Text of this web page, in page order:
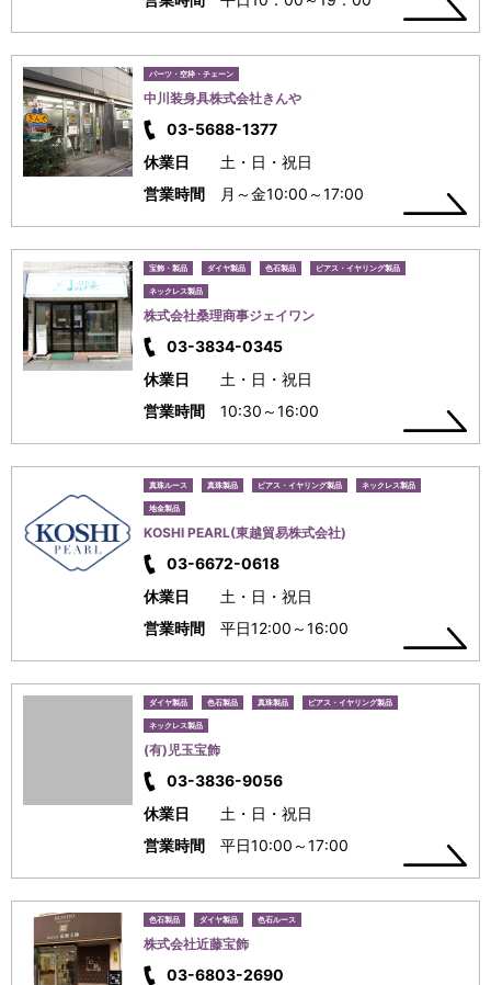
パーツ・空枠・チェーン
中川装身具株式会社きんや
03-5688-1377
休業日
土・日・祝日
営業時間
月～金10:00～17:00
宝飾・製品 ダイヤ製品 色石製品 ピアス・イヤリング製品
ネックレス製品
株式会社桑理商事ジェイワン
03-3834-0345
休業日
土・日・祝日
営業時間
10:30～16:00
真珠ルース 真珠製品 ピアス・イヤリング製品 ネックレス製品
地金製品
KOSHI PEARL(東越貿易株式会社)
03-6672-0618
休業日
土・日・祝日
営業時間
平日12:00～16:00
ダイヤ製品 色石製品 真珠製品 ピアス・イヤリング製品
ネックレス製品
(有)児玉宝飾
03-3836-9056
休業日
土・日・祝日
営業時間
平日10:00～17:00
色石製品 ダイヤ製品 色石ルース
株式会社近藤宝飾
03-6803-2690